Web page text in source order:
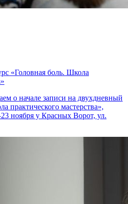
«Головная боль. Школа
о начале записи на двухдневный
практического мастерства»,
ноября у Красных Ворот, ул.